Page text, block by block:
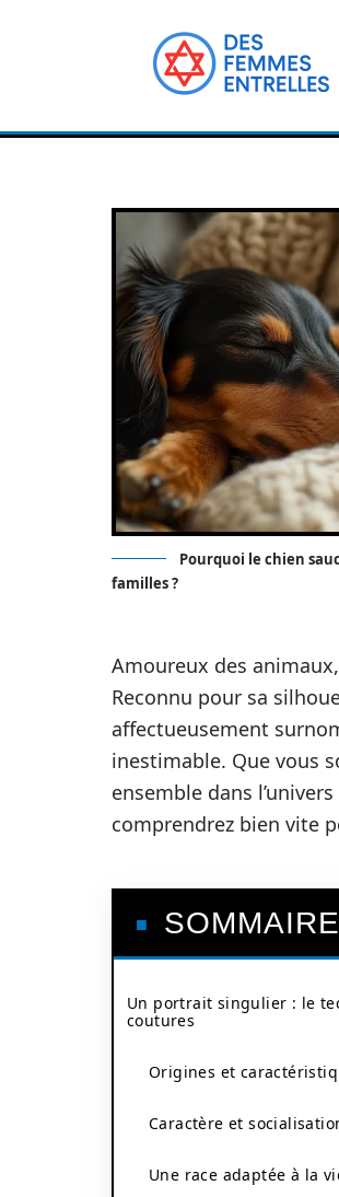
Pourquoi le chien
familles ?
Amoureux des
Reconnu pour sa
affectueusement
inestimable. Que vous
ensemble dans
comprendrez bien vite
SOMMAIRE
Un portrait singulier : le
coutures
Origines et
Caractère et
Une race adaptée à la